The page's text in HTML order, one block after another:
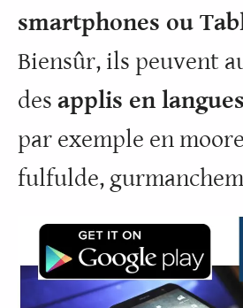
smartphones ou
Biensûr, ils peuvent
des applis en
par exemple en
fulfulde,